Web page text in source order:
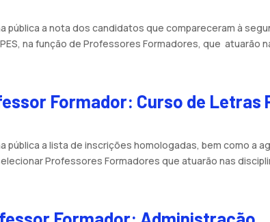
a nota dos candidatos que compareceram à
na função de Professores Formadores, que atuarão
Formador: Curso de Letras
pública a lista de inscrições homologadas, bem como a
Professores Formadores que atuarão nas